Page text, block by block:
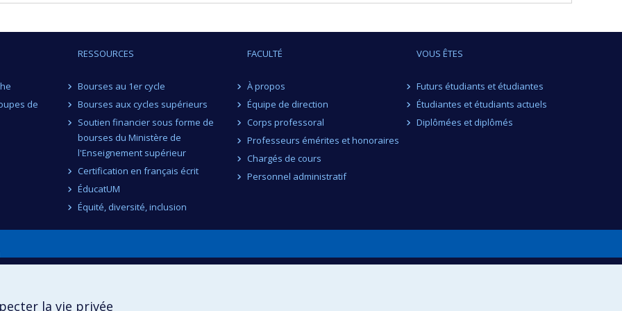
de
RESSOURCES
Bourses au 1er cycle
Bourses aux cycles supérieurs
Soutien financier sous forme de
bourses du Ministère de
l'Enseignement supérieur
Certification en français écrit
ÉducatUM
Équité, diversité, inclusion
FACULTÉ
À propos
Équipe de direction
Corps professoral
Professeurs émérites et honoraires
Chargés de cours
Personnel administratif
VOUS ÊTES
Futurs étudiants et étudiantes
Étudiantes et étudiants actuels
Diplômées et diplômés
la vie privée